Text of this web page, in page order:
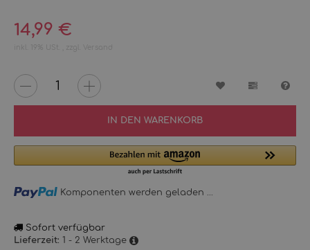
14,99 €
inkl. 19% USt. , zzgl. Versand
IN DEN WARENKORB
Loading... Komponenten werden geladen ...
Sofort verfügbar
Lieferzeit: 1 - 2 Werktage
Wunschzettel